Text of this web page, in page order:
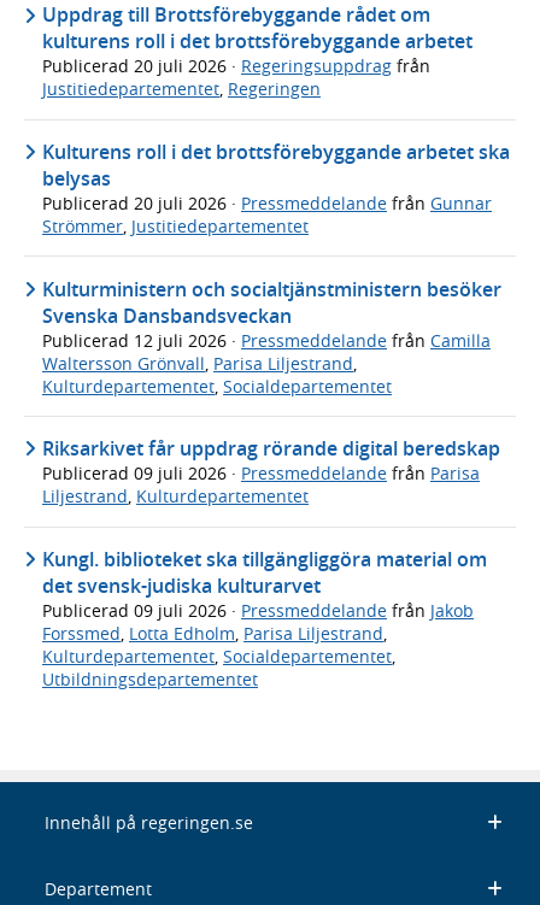
Uppdrag till Brottsförebyggande rådet om
kulturens roll i det brottsförebyggande arbetet
Publicerad 20 juli 2026 · Regeringsuppdrag från
Justitiedepartementet, Regeringen
Kulturens roll i det brottsförebyggande arbetet ska
belysas
Publicerad 20 juli 2026 · Pressmeddelande från Gunnar
Strömmer, Justitiedepartementet
Kulturministern och socialtjänstministern besöker
Svenska Dansbandsveckan
Publicerad 12 juli 2026 · Pressmeddelande från Camilla
Waltersson Grönvall Parisa Liljestrand
Kulturdepartementet Socialdepartementet
Riksarkivet får uppdrag rörande digital beredskap
Publicerad 09 juli 2026 · Pressmeddelande från Parisa
Liljestrand, Kulturdepartementet
Kungl. biblioteket ska tillgängliggöra material om
det svensk-judiska kulturarvet
Publicerad 09 juli 2026 · Pressmeddelande från Jakob
Forssmed, Lotta Edholm, Parisa Liljestrand,
Kulturdepartementet, Socialdepartementet,
Utbildningsdepartementet
Innehåll på regeringen.se
Departement